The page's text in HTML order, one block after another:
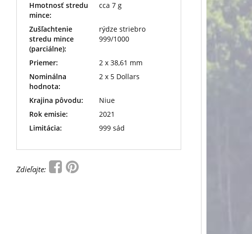
Hmotnosť stredu
mince:
cca 7 g
Zušľachtenie
stredu mince
(parciálne):
rýdze striebro
999/1000
Priemer:
2 x 38,61 mm
Nominálna
hodnota:
2 x 5 Dollars
Krajina pôvodu:
Niue
Rok emisie:
2021
Limitácia:
999 sád
Zdieľajte: